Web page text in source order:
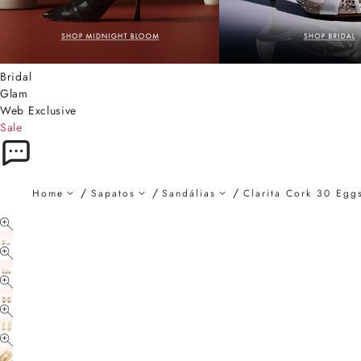
Bridal
Glam
Web Exclusive
Sale
Home Sapatos Sandálias Clarita Cork 30